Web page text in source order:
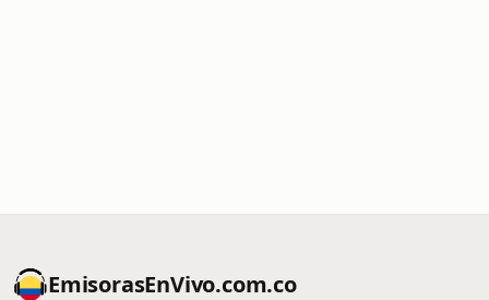
EmisorasEnVivo.com.co